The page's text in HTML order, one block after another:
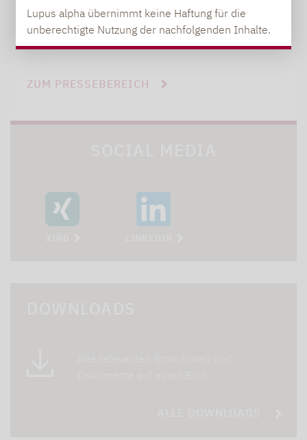
Lupus alpha übernimmt keine Haftung für die
unberechtigte Nutzung der nachfolgenden Inhalte.
ZUM PRESSEBEREICH